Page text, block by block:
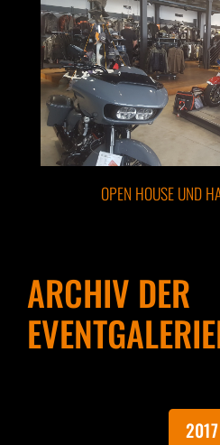
OPEN HOUSE UND
ARCHIV DER
2017